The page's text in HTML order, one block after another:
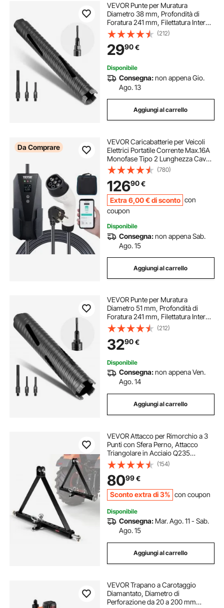
VEVOR Punte per Muratura
Diametro 38 mm, Profondità di
Foratura 241 mm, Filettatura Interna
M16, Punta Carotatrice Diamantata
a Secco con 3 Adattatori, Chiave
Esagonale per Cemento Armato
(212)
2990€
Disponibile
Consegna:non appena Gio.
Ago. 13
Aggiungi al carrello
Da Comprare
VEVOR Caricabatterie per Veicoli
Elettrici Portatile Corrente Max.16A
Monofase Tipo 2 Lunghezza Cavo
8,6m, Caricabatterie EV Portatile
Impermeabilità IP66 Controllo APP
Potenza max. 3,68kW Schermo
LCD
(780)
12690€
Extra 6,00 €di sconto con
coupon
Disponibile
Consegna:non appena Sab.
Ago. 15
Aggiungi al carrello
VEVOR Punte per Muratura
Diametro 51 mm, Profondità di
Foratura 241 mm, Filettatura Interna
M16, Punta Carotatrice Diamantata
a Secco con 3 Adattatori, Chiave
Esagonale per Cemento Armato
(212)
3290€
Disponibile
Consegna:non appena Ven.
Ago. 14
Aggiungi al carrello
VEVOR Attacco per Rimorchio a 3
Punti con Sfera Perno, Attacco
Triangolare in Acciaio Q235
Adattatore per Traino di Categoria 2
Compatibile con Kubota John
Deere Massey Ferguson Yanmar da
Giardino
(154)
8099€
Sconto extra di 3% con coupon
Disponibile
Consegna: Mar. Ago. 11 - Sab.
Ago. 15
Aggiungi al carrello
VEVOR Trapano a Carotaggio
Diamantato, Diametro di
Perforazione da 20 a 200 mm